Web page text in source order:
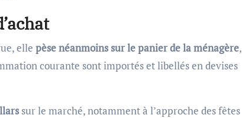
elle pèse néanmoins sur le panier de la ménagère,
courante sont importés et libellés en devises
sur le marché, notamment à l’approche des fêtes